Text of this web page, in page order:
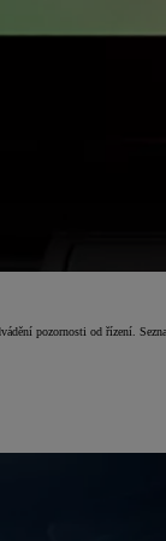
pozornosti od řízení.